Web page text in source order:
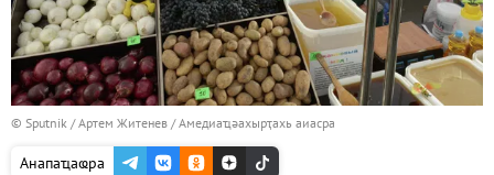
© Sputnik / Артем Житенев /Амедиаҵәахырҭахь аиасра
Анапаҵаҩра